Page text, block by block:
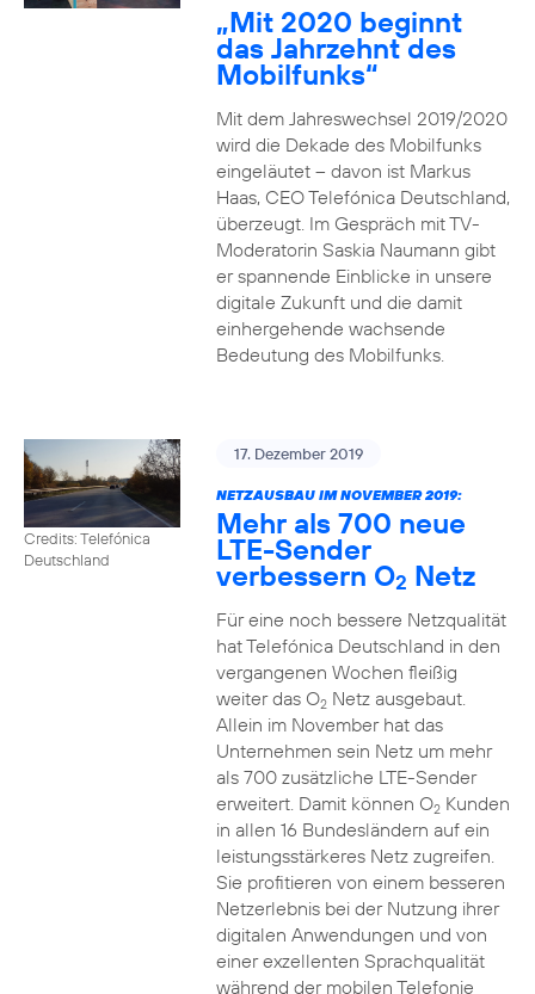
„Mit 2020 beginnt
das Jahrzehnt des
Mobilfunks“
Mit dem Jahreswechsel 2019/2020
wird die Dekade des Mobilfunks
eingeläutet – davon ist Markus
Haas, CEO Telefónica Deutschland,
überzeugt. Im Gespräch mit TV-
Moderatorin Saskia Naumann gibt
er spannende Einblicke in unsere
digitale Zukunft und die damit
einhergehende wachsende
Bedeutung des Mobilfunks.
Credits: Telefónica
Deutschland
17. Dezember 2019
NETZAUSBAU IM NOVEMBER 2019:
Mehr als 700 neue
LTE-Sender
verbessern O2 Netz
Für eine noch bessere Netzqualität
hat Telefónica Deutschland in den
vergangenen Wochen fleißig
weiter das O2Netz ausgebaut.
Allein im November hat das
Unternehmen sein Netz um mehr
als 700 zusätzliche LTE-Sender
erweitert. Damit können O2Kunden
in allen 16 Bundesländern auf ein
leistungsstärkeres Netz zugreifen.
Sie profitieren von einem besseren
Netzerlebnis bei der Nutzung ihrer
digitalen Anwendungen und von
einer exzellenten Sprachqualität
während der mobilen Telefonie